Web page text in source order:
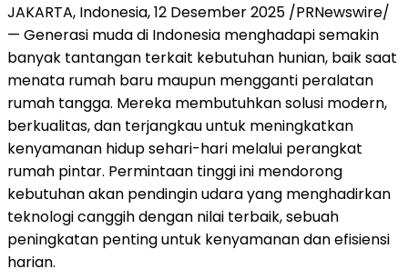
JAKARTA, Indonesia, 12 Desember 2025 /PRNewswire/
— Generasi muda di Indonesia menghadapi semakin
banyak tantangan terkait kebutuhan hunian, baik saat
menata rumah baru maupun mengganti peralatan
rumah tangga. Mereka membutuhkan solusi modern,
berkualitas, dan terjangkau untuk meningkatkan
kenyamanan hidup sehari-hari melalui perangkat
rumah pintar. Permintaan tinggi ini mendorong
kebutuhan akan pendingin udara yang menghadirkan
teknologi canggih dengan nilai terbaik, sebuah
peningkatan penting untuk kenyamanan dan efisiensi
harian.